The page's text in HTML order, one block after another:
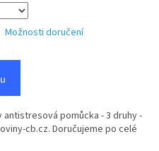
Možnosti doručení
pomůcka - 3 druhy -
cb.cz. Doručujeme po celé